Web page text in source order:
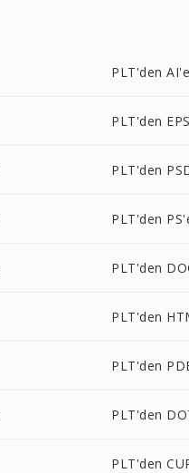
PLT'den AI'e
PLT'den
PLT'den
PLT'den
PLT'den
PLT'den
PLT'den
PLT'den
PLT'den